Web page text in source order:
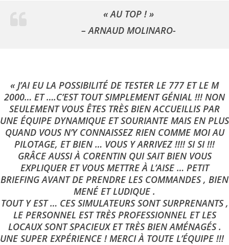
« AU TOP !»
– ARNAUD MOLINARO-
« J’AI EU LA POSSIBILITÉ DE TESTER LE 777 ET LE M
2000… ET ….C’EST TOUT SIMPLEMENT GÉNIAL !!! NON
SEULEMENT VOUS ÊTES TRÈS BIEN ACCUEILLIS PAR
UNE ÉQUIPE DYNAMIQUE ET SOURIANTE MAIS EN PLUS
QUAND VOUS N’Y CONNAISSEZ RIEN COMME MOI AU
PILOTAGE, ET BIEN … VOUS Y ARRIVEZ !!!! SI SI !!!
GRÂCE AUSSI À CORENTIN QUI SAIT BIEN VOUS
EXPLIQUER ET VOUS METTRE À L’AISE … PETIT
BRIEFING AVANT DE PRENDRE LES COMMANDES , BIEN
MENÉ ET LUDIQUE .
TOUT Y EST … CES SIMULATEURS SONT SURPRENANTS ,
LE PERSONNEL EST TRÈS PROFESSIONNEL ET LES
LOCAUX SONT SPACIEUX ET TRÈS BIEN AMÉNAGÉS .
UNE SUPER EXPÉRIENCE ! MERCI À TOUTE L’ÉQUIPE !!!